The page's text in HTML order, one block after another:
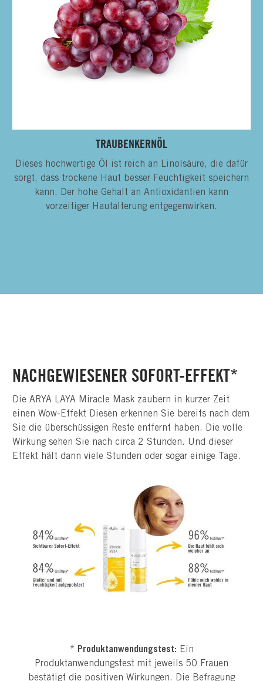
TRAUBENKERNÖL
Dieses hochwertige Öl ist reich an Linolsäure, die dafür
sorgt, dass trockene Haut besser Feuchtigkeit speichern
kann. Der hohe Gehalt an Antioxidantien kann
vorzeitiger Hautalterung entgegenwirken.
NACHGEWIESENER SOFORT-EFFEKT*
Die ARYA LAYA Miracle Mask zaubern in kurzer Zeit
einen Wow-Effekt Diesen erkennen Sie bereits nach dem
Sie die überschüssigen Reste entfernt haben. Die volle
Wirkung sehen Sie nach circa 2 Stunden. Und dieser
Effekt hält dann viele Stunden oder sogar einige Tage.
* Produktanwendungstest: Ein
Produktanwendungstest mit jeweils 50 Frauen
bestätigt die positiven Wirkungen. Die Befragung